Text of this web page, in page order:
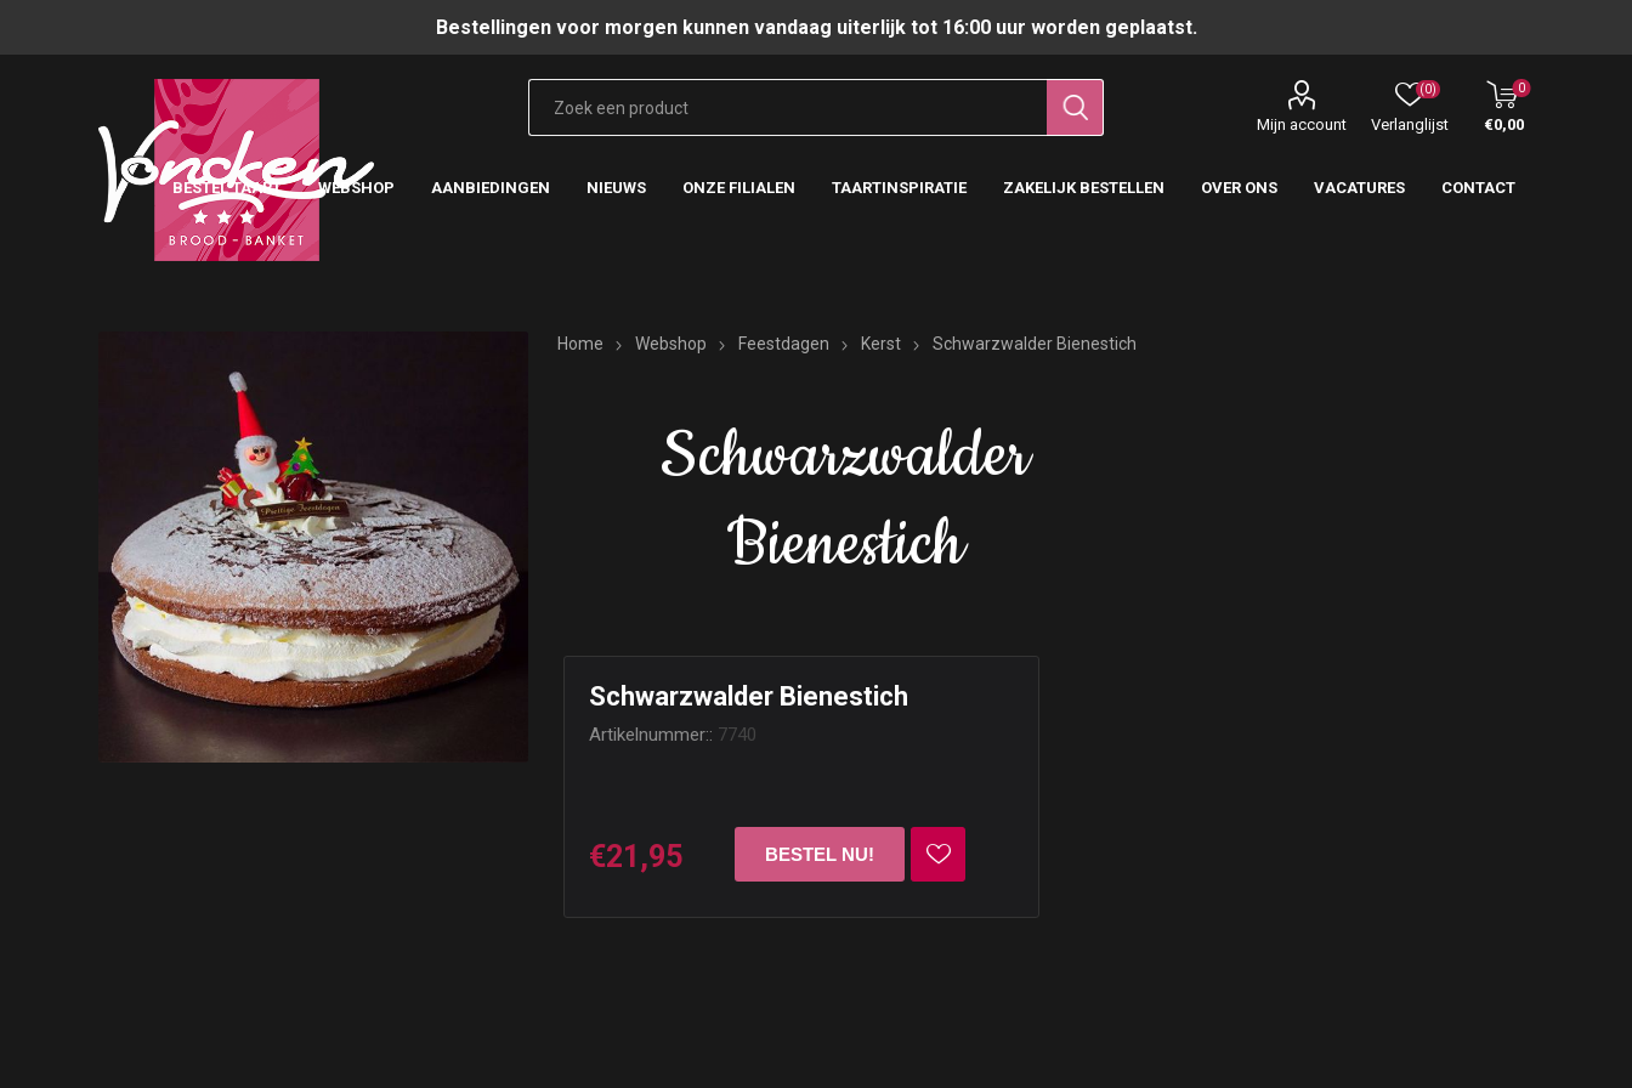
Bestellingen voor morgen kunnen vandaag uiterlijk tot 16:00 uur worden geplaatst.
Mijn account Verlanglijst
(0) 0
€0,00
BESTEL TAART WEBSHOP AANBIEDINGEN NIEUWS ONZE FILIALEN TAARTINSPIRATIE ZAKELIJK BESTELLEN OVER ONS VACATURES CONTACT
Home Webshop Feestdagen Kerst Schwarzwalder Bienestich
Schwarzwalder
Bienestich
Schwarzwalder Bienestich
Artikelnummer:: 7740
€21,95